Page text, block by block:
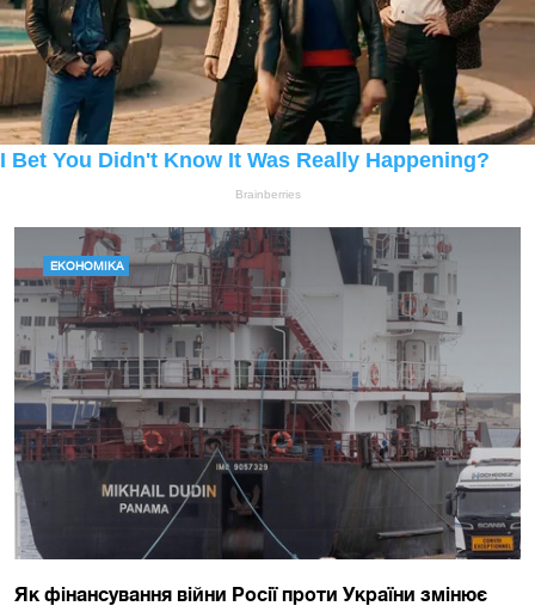
ЕКОНОМІКА
Як фінансування війни Росії проти України змінює